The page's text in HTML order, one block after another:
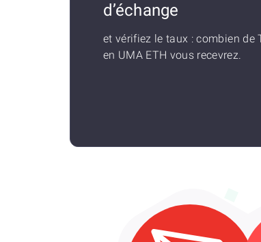
d’échange
et vérifiez le taux : combien de
en UMA ETH vous recevrez.